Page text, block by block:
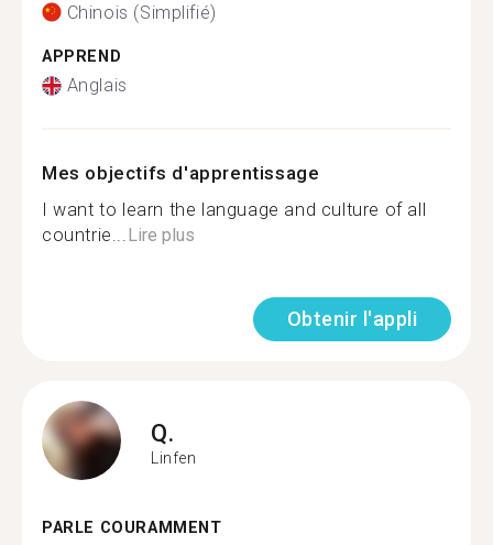
Chinois (Simplifié)
APPREND
Anglais
Mes objectifs d'apprentissage
I want to learn the language and culture of all
countrie...Lire plus
Obtenir l'appli
Q.
Linfen
PARLE COURAMMENT